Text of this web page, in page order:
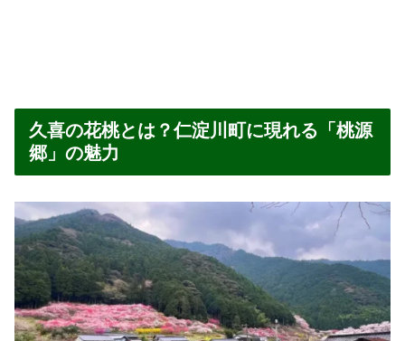
久喜の花桃とは？仁淀川町に現れる「桃源
郷」の魅力